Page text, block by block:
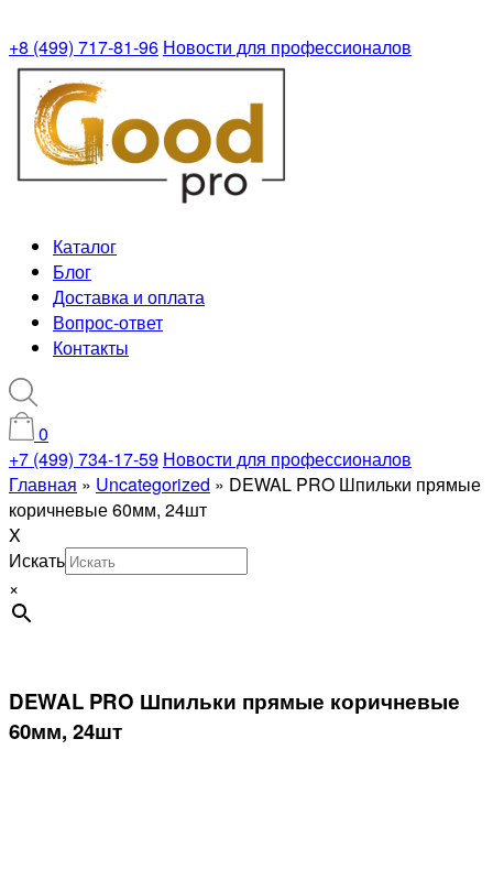
+8 (499) 717-81-96 Новости для профессионалов
Каталог
Блог
Доставка и оплата
Вопрос-ответ
Контакты
0
+7 (499) 734-17-59 Новости для профессионалов
Главная » Uncategorized » DEWAL PRO Шпильки прямые
коричневые 60мм, 24шт
X
Искать
×
DEWAL PRO Шпильки прямые коричневые
60мм, 24шт